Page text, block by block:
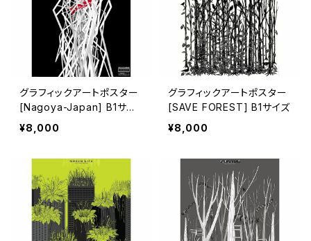
グラフィックアートポスター
[Nagoya-Japan] B1サイ
ズ
¥8,000
グラフィックアートポスター
[SAVE FOREST] B1サイズ
¥8,000